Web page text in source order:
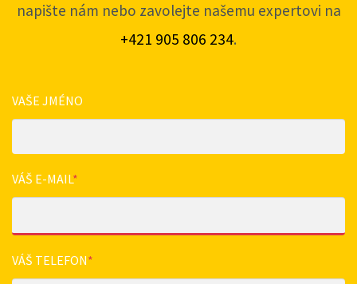
napište nám nebo zavolejte našemu expertovi na
+421 905 806 234.
VAŠE JMÉNO
VÁŠ E-MAIL*
VÁŠ TELEFON*